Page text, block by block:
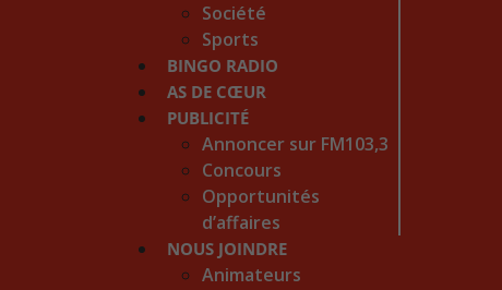
Société
Sports
BINGO RADIO
AS DE CŒUR
PUBLICITÉ
Annoncer sur FM103,3
Concours
Opportunités
d’affaires
NOUS JOINDRE
Animateurs